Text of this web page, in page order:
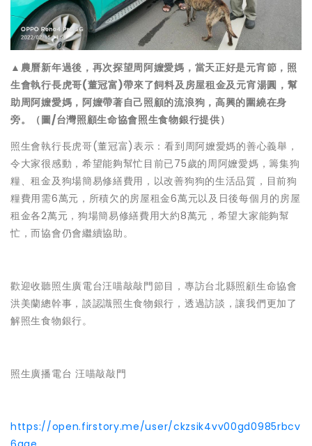
▲農曆新年過後，再次探望周阿嬤愛媽，當天正好是元宵節，照
生會執行長虎哥(董冠富)帶來了飼料及房屋租金及元宵湯圓，幫
助周阿嬤愛媽，阿嬤帶著自己照顧的流浪狗，高興的圍繞在身
旁。（圖/台灣照顧生命協會照生食物銀行提供）
照生會執行長虎哥(董冠富)表示：看到周阿嬤愛媽的善心義舉，
令大家很感動，希望能夠幫忙目前已75歲的周阿嬤愛媽，籌集狗
糧、租金及狗場簡易修繕費用，以改善狗狗的生活品質，目前狗
糧費用需6萬元，所積欠的房屋租金6萬元以及日後每個月的房屋
租金各2萬元，狗場簡易修繕費用大約8萬元，希望大家能夠幫
忙，而協會仍會繼續協助。
歡迎收聽照生廣電台汪喵敲敲門節目，專訪台北縣照顧生命協會
洪美蘭總幹事，談認識照生食物銀行，透過訪談，讓我們更加了
解照生食物銀行。
照生廣播電台 汪喵敲敲門
https://open.firstory.me/user/ckzsik4vv00gd0985rbcv